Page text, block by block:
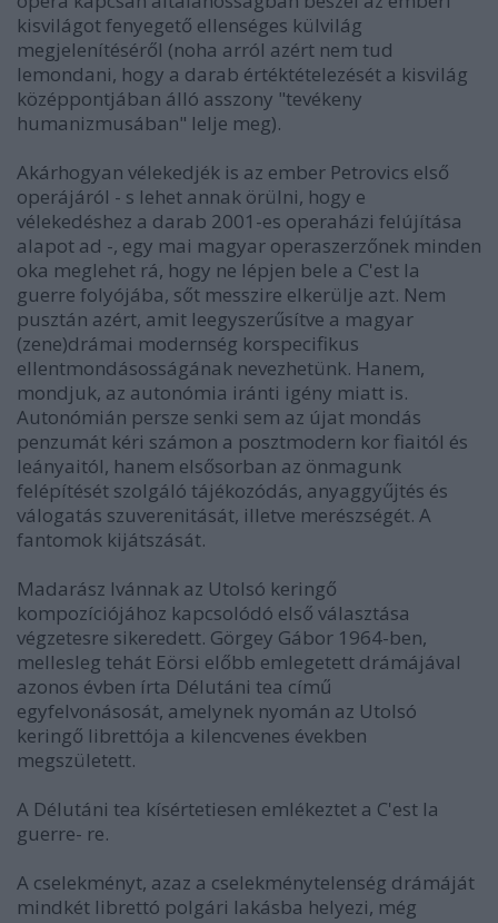
kisvilágot fenyegető ellenséges külvilág
megjelenítéséről (noha arról azért nem tud
lemondani, hogy a darab értéktételezését a kisvilág
középpontjában álló asszony "tevékeny
humanizmusában" lelje meg).
Akárhogyan vélekedjék is az ember Petrovics első
operájáról - s lehet annak örülni, hogy e
vélekedéshez a darab 2001-es operaházi felújítása
alapot ad -, egy mai magyar operaszerzőnek minden
oka meglehet rá, hogy ne lépjen bele a C'est la
guerre folyójába, sőt messzire elkerülje azt. Nem
pusztán azért, amit leegyszerűsítve a magyar
(zene)drámai modernség korspecifikus
ellentmondásosságának nevezhetünk. Hanem,
mondjuk, az autonómia iránti igény miatt is.
Autonómián persze senki sem az újat mondás
penzumát kéri számon a posztmodern kor fiaitól és
leányaitól, hanem elsősorban az önmagunk
felépítését szolgáló tájékozódás, anyaggyűjtés és
válogatás szuverenitását, illetve merészségét. A
fantomok kijátszását.
Madarász Ivánnak az Utolsó keringő
kompozíciójához kapcsolódó első választása
végzetesre sikeredett. Görgey Gábor 1964-ben,
mellesleg tehát Eörsi előbb emlegetett drámájával
azonos évben írta Délutáni tea című
egyfelvonásosát, amelynek nyomán az Utolsó
keringő librettója a kilencvenes években
megszületett.
A Délutáni tea kísértetiesen emlékeztet a C'est la
guerre- re.
A cselekményt, azaz a cselekménytelenség drámáját
mindkét librettó polgári lakásba helyezi, még